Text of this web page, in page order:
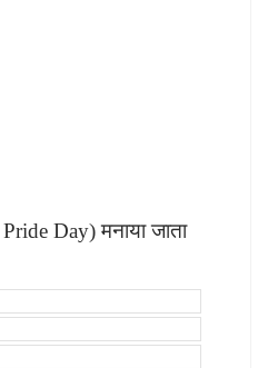
Day) मनाया जाता